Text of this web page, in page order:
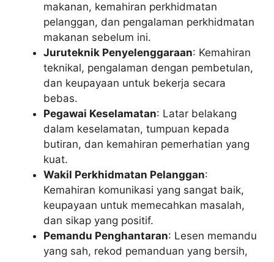
makanan, kemahiran perkhidmatan
pelanggan, dan pengalaman perkhidmatan
makanan sebelum ini.
Juruteknik Penyelenggaraan: Kemahiran
teknikal, pengalaman dengan pembetulan,
dan keupayaan untuk bekerja secara
bebas.
Pegawai Keselamatan: Latar belakang
dalam keselamatan, tumpuan kepada
butiran, dan kemahiran pemerhatian yang
kuat.
Wakil Perkhidmatan Pelanggan:
Kemahiran komunikasi yang sangat baik,
keupayaan untuk memecahkan masalah,
dan sikap yang positif.
Pemandu Penghantaran: Lesen memandu
yang sah, rekod pemanduan yang bersih,